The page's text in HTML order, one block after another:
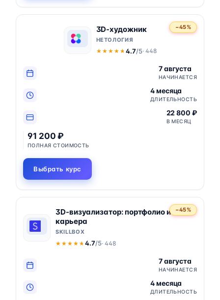
−45%
3D-художник
НЕТОЛОГИЯ
★★★★★
★★★★★ 4.7/5· 448
7 августа
НАЧИНАЕТСЯ
4 месяца
ДЛИТЕЛЬНОСТЬ
22 800 ₽
В МЕСЯЦ
91 200 ₽
ПОЛНАЯ СТОИМОСТЬ
Выбрать курс
−45%
3D-визуализатор: портфолио и
карьера
SKILLBOX
★★★★★
★★★★★ 4.7/5· 448
7 августа
НАЧИНАЕТСЯ
4 месяца
ДЛИТЕЛЬНОСТЬ